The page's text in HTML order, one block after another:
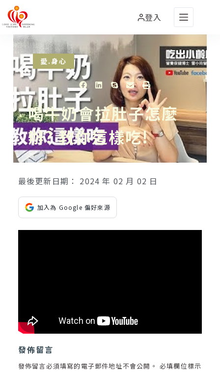
登入
愛.身心
喝牛奶會拉肚子怎麼
辦? 教你這樣吃!
最後更新日期： 2024 年 02 月 02 日
加入為 Google 偏好來源
發佈留言
發佈留言必須填寫的電子郵件地址不會公開。 必填欄位標示